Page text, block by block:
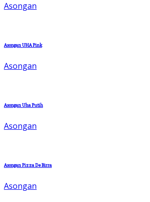
Asongan
Asongan UHA Pink
Asongan
Asongan Uha Putih
Asongan
Asongan Pizza De Birra
Asongan